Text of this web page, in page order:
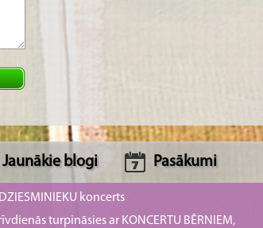
Jaunākie blogi Pasākumi
koncerts
turpināsies ar KONCERTU BĒRNIEM,